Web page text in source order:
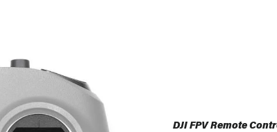
DJI FPV Remote